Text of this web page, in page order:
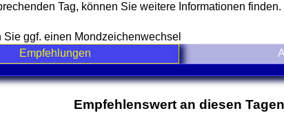
Tag, können Sie weitere Informationen finden.
Sie ggf. einen Mondzeichenwechsel
Empfehlungen
contents
Empfehlenswert an diesen Tagen